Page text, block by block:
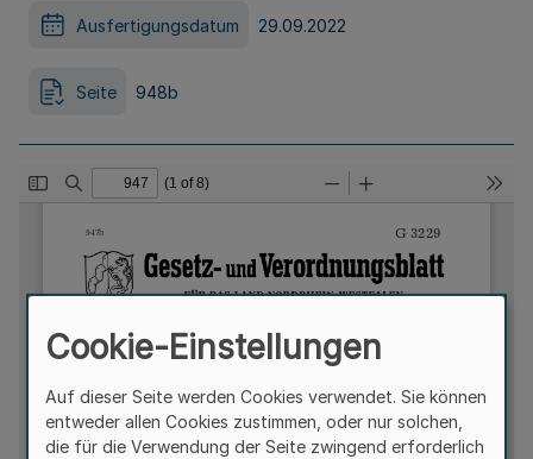
Ausfertigungsdatum 29.09.2022
Seite 948b
Cookie-Einstellungen
Auf dieser Seite werden Cookies verwendet. Sie können
entweder allen Cookies zustimmen, oder nur solchen,
die für die Verwendung der Seite zwingend erforderlich